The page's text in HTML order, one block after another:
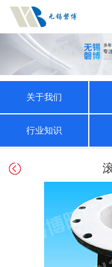
关于我们
行业知识